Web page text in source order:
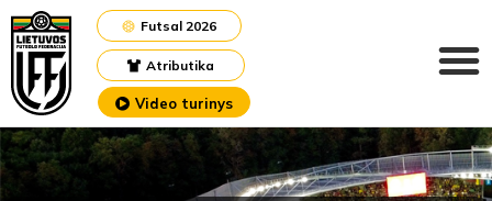
Atributika
Futsal 2026
Video turinys